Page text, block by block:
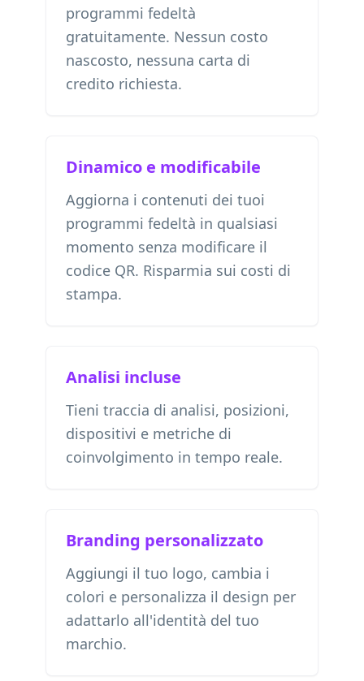
programmi fedeltà
gratuitamente. Nessun costo
nascosto, nessuna carta di
credito richiesta.
Dinamico e modificabile
Aggiorna i contenuti dei tuoi
programmi fedeltà in qualsiasi
momento senza modificare il
codice QR. Risparmia sui costi di
stampa.
Analisi incluse
Tieni traccia di analisi, posizioni,
dispositivi e metriche di
coinvolgimento in tempo reale.
Branding personalizzato
Aggiungi il tuo logo, cambia i
colori e personalizza il design per
adattarlo all'identità del tuo
marchio.